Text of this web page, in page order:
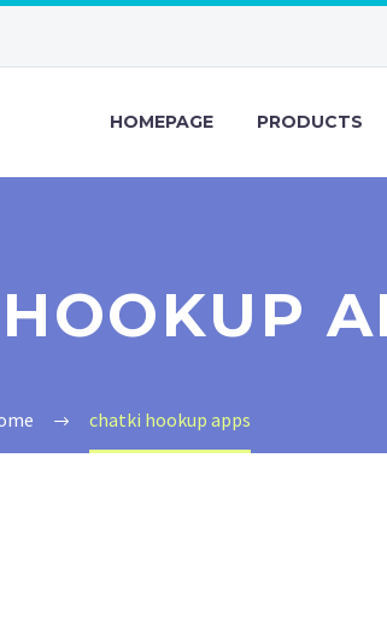
HOMEPAGE PRODUCTS
chatki hookup apps